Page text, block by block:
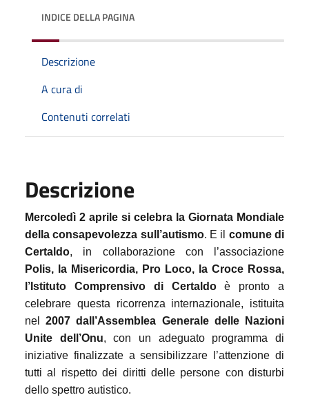
INDICE DELLA PAGINA
Descrizione
A cura di
Contenuti correlati
Descrizione
Mercoledì 2 aprile si celebra la Giornata Mondiale
della consapevolezza sull’autismo. E il comune di
Certaldo, in collaborazione con l’associazione
Polis, la Misericordia, Pro Loco, la Croce Rossa,
l’Istituto Comprensivo di Certaldoè pronto a
celebrare questa ricorrenza internazionale, istituita
nel2007 dall’Assemblea Generale delle Nazioni
Unite dell’Onu, con un adeguato programma di
iniziative finalizzate a sensibilizzare l’attenzione di
tutti al rispetto dei diritti delle persone con disturbi
dello spettro autistico.